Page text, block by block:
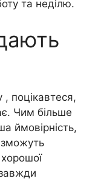
та неділю.
, поцікавтеся,
Чим більше
ймовірність,